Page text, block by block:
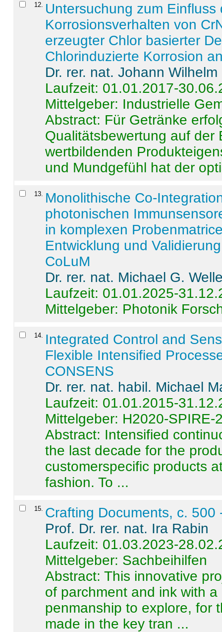
12
Untersuchung zum
Korrosionsverhalten von
erzeugter Chlor basierter
Chlorinduzierte Korrosion
Dr. rer. nat. Johann
Laufzeit: 01.01.2017-
Mittelgeber: Industrielle
Abstract: Für Getränke
Qualitätsbewertung auf der
wertbildenden
und Mundgefühl hat der
13
Monolithische Co-
photonischen
in komplexen
Entwicklung und
CoLuM
Dr. rer. nat. Michael G.
Laufzeit: 01.01.2025-
Mittelgeber: Photonik
14
Integrated Control and
Flexible Intensified
CONSENS
Dr. rer. nat. habil. Michael
Laufzeit: 01.01.2015-
Mittelgeber: H2020-SPIRE-
Abstract: Intensified
the last decade for the
customerspecific products
fashion. To ...
15 Crafting Documents, c. 500
Prof. Dr. rer. nat. Ira Rabin
Laufzeit: 01.03.2023-
Mittelgeber: Sachbeihilfen
Abstract:This innovative
of parchment and ink with
penmanship to explore, for
made in the key tran ...